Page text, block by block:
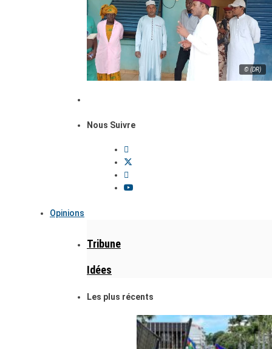
© (DR)
Nous Suivre
Opinions
Tribune
Idées
Les plus récents